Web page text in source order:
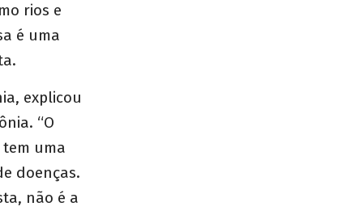
rios e
é uma
explicou
“O
uma
doenças.
não é a